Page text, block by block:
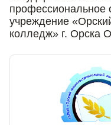
профессиональное
учреждение
колледж» г. Орска